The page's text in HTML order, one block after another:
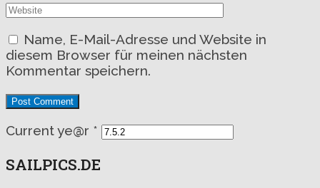
Name, E-Mail-Adresse und Website in
diesem Browser für meinen nächsten
Kommentar speichern.
Current ye@r *
SAILPICS.DE